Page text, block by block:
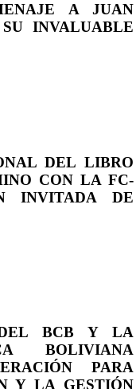
A JUAN
INVALUABLE
DEL LIBRO
CON LA FC-
INVITADA DE
DEL BCB Y LA
BOLIVIANA
PARA
Y LA GESTIÓN